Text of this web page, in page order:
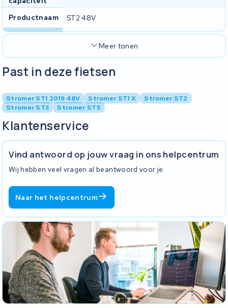
Productnaam ST2 48V
Meer tonen
Past in deze fietsen
Stromer ST1 2019 48V Stromer ST1 X
Stromer ST2
Stromer ST3
Stromer ST5
Klantenservice
Vind antwoord op jouw vraag in ons helpcentrum
Wij hebben veel vragen al beantwoord voor je.
Naar het helpcentrum